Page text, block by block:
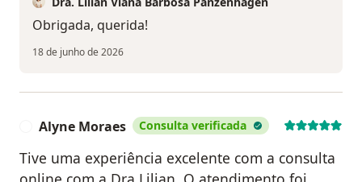
Obrigada, querida!
18 de junho de 2026
Alyne Moraes Consulta verificada
Tive uma experiência excelente com a consulta